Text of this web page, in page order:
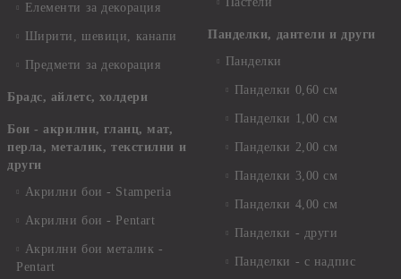
Елементи за декорация
Ширити, шевици, канапи
Предмети за декорация
Брадс, айлетс, холдери
Бои - акрилни, гланц, мат,
перла, металик, текстилни и
други
Акрилни бои - Stamperia
Акрилни бои - Pentart
Акрилни бои металик -
Pentart
Панделки, дантели и други
Панделки
Панделки 0,60 см
Панделки 1,00 см
Панделки 2,00 см
Панделки 3,00 см
Панделки 4,00 см
Панделки - други
Панделки - с надпис